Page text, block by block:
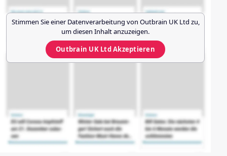
Stimmen Sie einer Datenverarbeitung von Outbrain UK Ltd zu,
um diesen Inhalt anzuzeigen.
Outbrain UK LtdAkzeptieren